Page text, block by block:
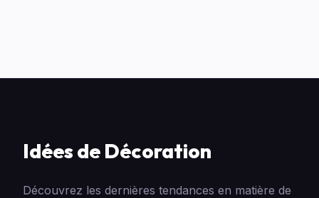
Idées de Décoration
Découvrez les dernières tendances en matière de